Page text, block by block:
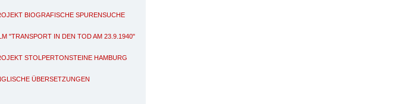
BIOGRAFISCHE SPURENSUCHE
"TRANSPORT IN DEN TOD AM 23.9.1940"
STOLPERTONSTEINE HAMBURG
ÜBERSETZUNGEN